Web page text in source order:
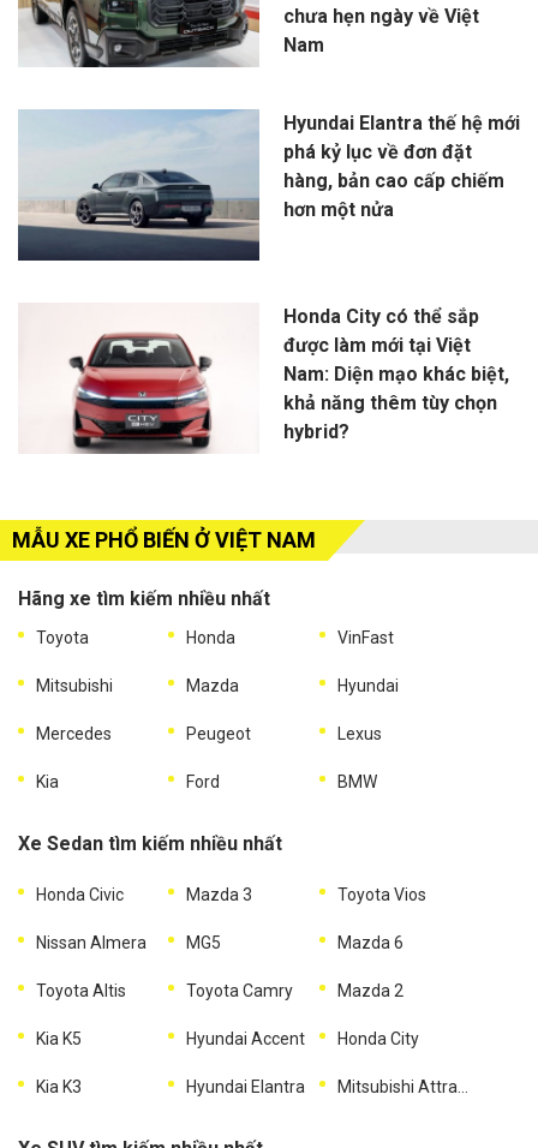
chưa hẹn ngày về Việt
Nam
Hyundai Elantra thế hệ mới
phá kỷ lục về đơn đặt
hàng, bản cao cấp chiếm
hơn một nửa
Honda City có thể sắp
được làm mới tại Việt
Nam: Diện mạo khác biệt,
khả năng thêm tùy chọn
hybrid?
MẪU XE PHỔ BIẾN Ở VIỆT NAM
Hãng xe tìm kiếm nhiều nhất
Toyota Honda VinFast
Mitsubishi Mazda Hyundai
Mercedes Peugeot Lexus
Kia Ford BMW
Xe Sedan tìm kiếm nhiều nhất
Honda Civic Mazda 3 Toyota Vios
Nissan Almera MG5 Mazda 6
Toyota Altis Toyota Camry Mazda 2
Kia K5 Hyundai Accent Honda City
Kia K3 Hyundai Elantra